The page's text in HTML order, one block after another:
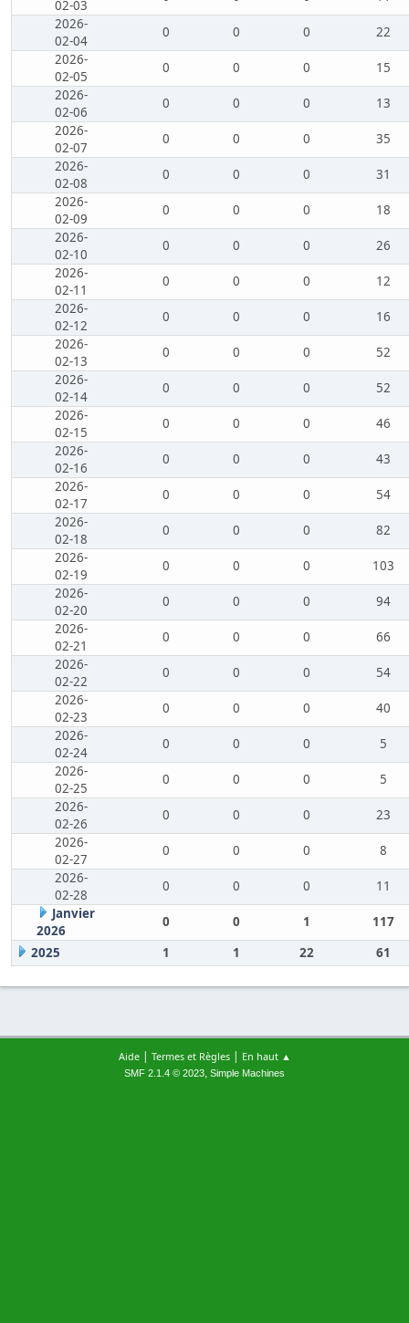
02-03
2026-
02-04
0 0 0
22
2026-
02-05
0 0 0
15
2026-
02-06
0 0 0
13
2026-
02-07
0 0 0
35
2026-
02-08
0 0 0
31
2026-
02-09
0 0 0
18
2026-
02-10
0 0 0
26
2026-
02-11
0 0 0
12
2026-
02-12
0 0 0
16
2026-
02-13
0 0 0
52
2026-
02-14
0 0 0
52
2026-
02-15
0 0 0
46
2026-
02-16
0 0 0
43
2026-
02-17
0 0 0
54
2026-
02-18
0 0 0
82
2026-
02-19
0 0 0
103
2026-
02-20
0 0 0
94
2026-
02-21
0 0 0
66
2026-
02-22
0 0 0
54
2026-
02-23
0 0 0
40
2026-
02-24
0 0 0
5
2026-
02-25
0 0 0
5
2026-
02-26
0 0 0
23
2026-
02-27
0 0 0
8
2026-
02-28
0 0 0
11
Janvier
2026
0 0 1
117
2025
1 1 22 61
Aide| Termes et Règles| En haut ▲
SMF 2.1.4 © 2023, Simple Machines